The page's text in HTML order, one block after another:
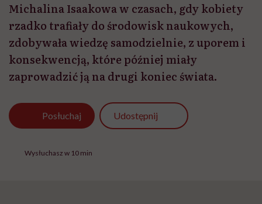
Michalina Isaakowa w czasach, gdy kobiety
rzadko trafiały do środowisk naukowych,
zdobywała wiedzę samodzielnie, z uporem i
konsekwencją, które później miały
zaprowadzić ją na drugi koniec świata.
Posłuchaj Udostępnij
Wysłuchasz w 10 min